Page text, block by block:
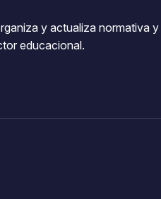
y actualiza normativa y
educacional.